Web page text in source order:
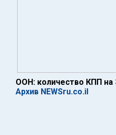
ООН: количество КПП на
Архив NEWSru.co.il